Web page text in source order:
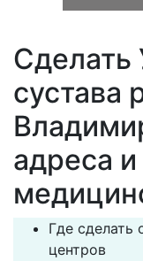
Сделать
сустава
адреса
Где сделать
центров